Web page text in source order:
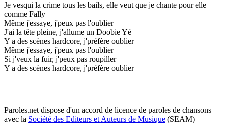
Je vesqui la crime tous les bails, elle veut que je chante pour elle
comme Fally
Même j'essaye, j'peux pas l'oublier
J'ai la tête pleine, j'allume un Doobie Yé
Y a des scènes hardcore, j'préfère oublier
Même j'essaye, j'peux pas l'oublier
Si j'veux la fuir, j'peux pas roupiller
Y a des scènes hardcore, j'préfère oublier
Paroles.net dispose d'un accord de licence de paroles de chansons
avec la Société des Editeurs et Auteurs de Musique (SEAM)